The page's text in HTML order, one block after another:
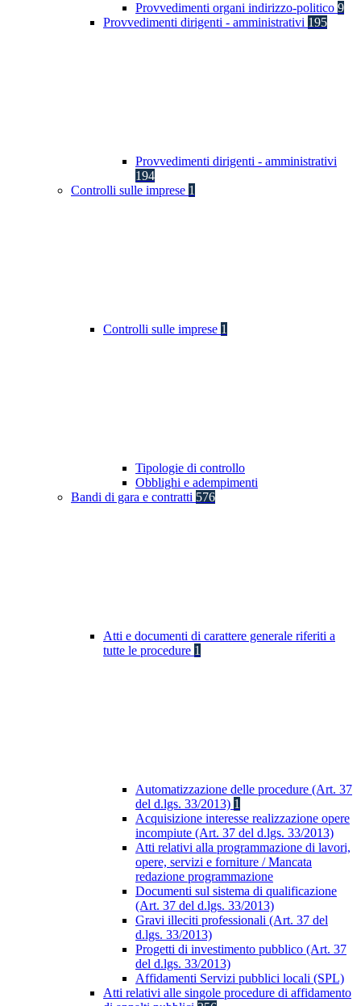
Provvedimenti organi indirizzo-politico 9
Provvedimenti dirigenti - amministrativi 195
Provvedimenti dirigenti - amministrativi
194
Controlli sulle imprese 1
Controlli sulle imprese 1
Tipologie di controllo
Obblighi e adempimenti
Bandi di gara e contratti 576
Atti e documenti di carattere generale riferiti a
tutte le procedure 1
Automatizzazione delle procedure (Art. 37
del d.lgs. 33/2013) 1
Acquisizione interesse realizzazione opere
incompiute (Art. 37 del d.lgs. 33/2013)
Atti relativi alla programmazione di lavori,
opere, servizi e forniture / Mancata
redazione programmazione
Documenti sul sistema di qualificazione
(Art. 37 del d.lgs. 33/2013)
Gravi illeciti professionali (Art. 37 del
d.lgs. 33/2013)
Progetti di investimento pubblico (Art. 37
del d.lgs. 33/2013)
Affidamenti Servizi pubblici locali (SPL)
Atti relativi alle singole procedure di affidamento